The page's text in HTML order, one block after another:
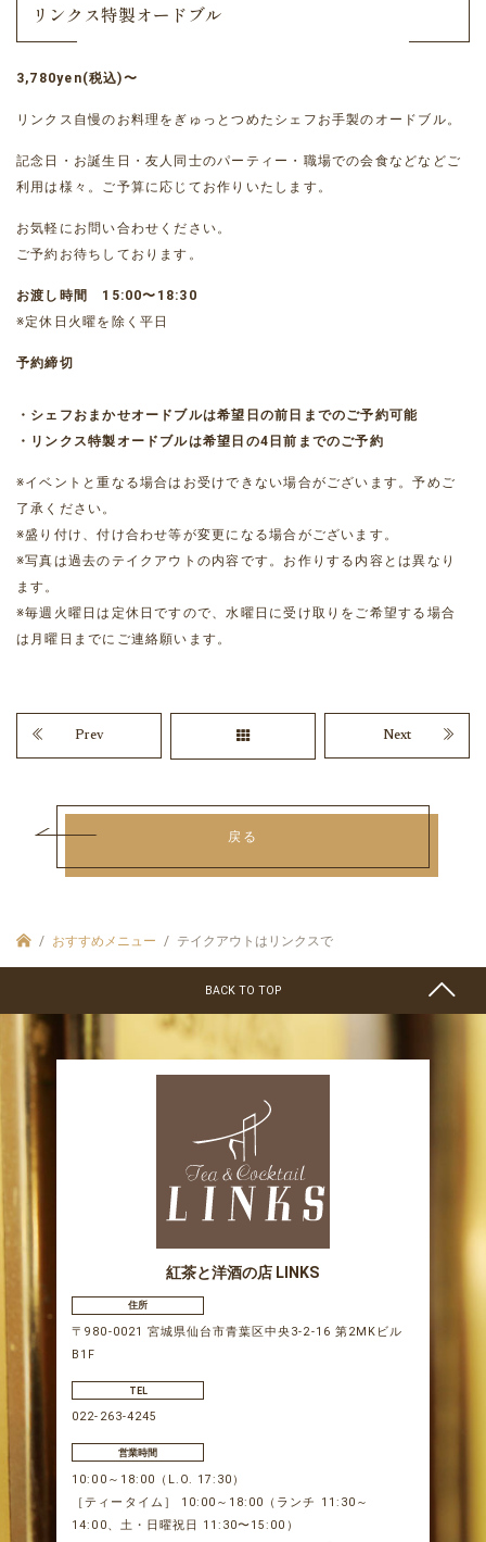
リンクス特製オードブル
3,780yen(税込)〜
リンクス自慢のお料理をぎゅっとつめたシェフお手製のオードブル。
記念日・お誕生日・友人同士のパーティー・職場での会食などなどご
利用は様々。ご予算に応じてお作りいたします。
お気軽にお問い合わせください。
ご予約お待ちしております。
お渡し時間 15:00〜18:30
※定休日火曜を除く平日
予約締切
・シェフおまかせオードブルは希望日の前日までのご予約可能
・リンクス特製オードブルは希望日の4日前までのご予約
※イベントと重なる場合はお受けできない場合がございます。予めご
了承ください。
※盛り付け、付け合わせ等が変更になる場合がございます。
※写真は過去のテイクアウトの内容です。お作りする内容とは異なり
ます。
※毎週火曜日は定休日ですので、水曜日に受け取りをご希望する場合
は月曜日までにご連絡願います。
Prev Next
戻る
おすすめメニュー テイクアウトはリンクスで
BACK TO TOP
紅茶と洋酒の店 LINKS
住所
〒980-0021 宮城県仙台市青葉区中央3-2-16 第2MKビル
B1F
TEL
022-263-4245
営業時間
10:00～18:00（L.O. 17:30）
［ティータイム］ 10:00～18:00（ランチ 11:30～
14:00、土・日曜祝日 11:30〜15:00）